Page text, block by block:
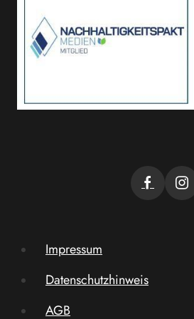
Impressum
Datenschutzhinweis
AGB